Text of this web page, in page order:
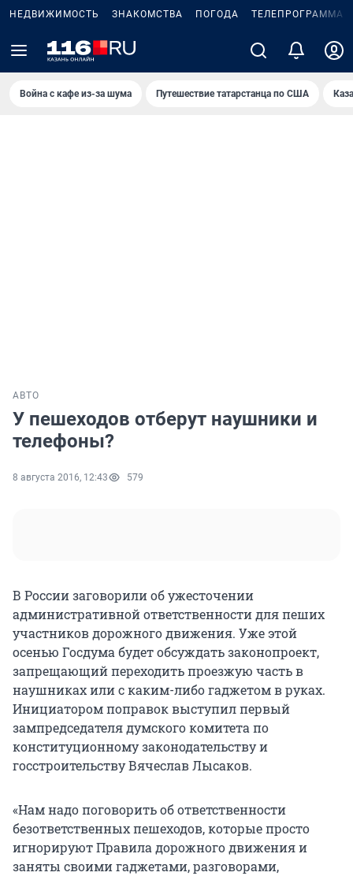
НЕДВИЖИМОСТЬ ЗНАКОМСТВА ПОГОДА ТЕЛЕПРОГРАММА
Война с кафе из-за шума Путешествие татарстанца по США
АВТО
У пешеходов отберут наушники и
телефоны?
8 августа 2016, 12:43 579
В России заговорили об ужесточении
административной ответственности для пеших
участников дорожного движения. Уже этой
осенью Госдума будет обсуждать законопроект,
запрещающий переходить проезжую часть в
наушниках или с каким-либо гаджетом в руках.
Инициатором поправок выступил первый
зампредседателя думского комитета по
конституционному законодательству и
госстроительству Вячеслав Лысаков.
«Нам надо поговорить об ответственности
безответственных пешеходов, которые просто
игнорируют Правила дорожного движения и
заняты своими гаджетами, разговорами,